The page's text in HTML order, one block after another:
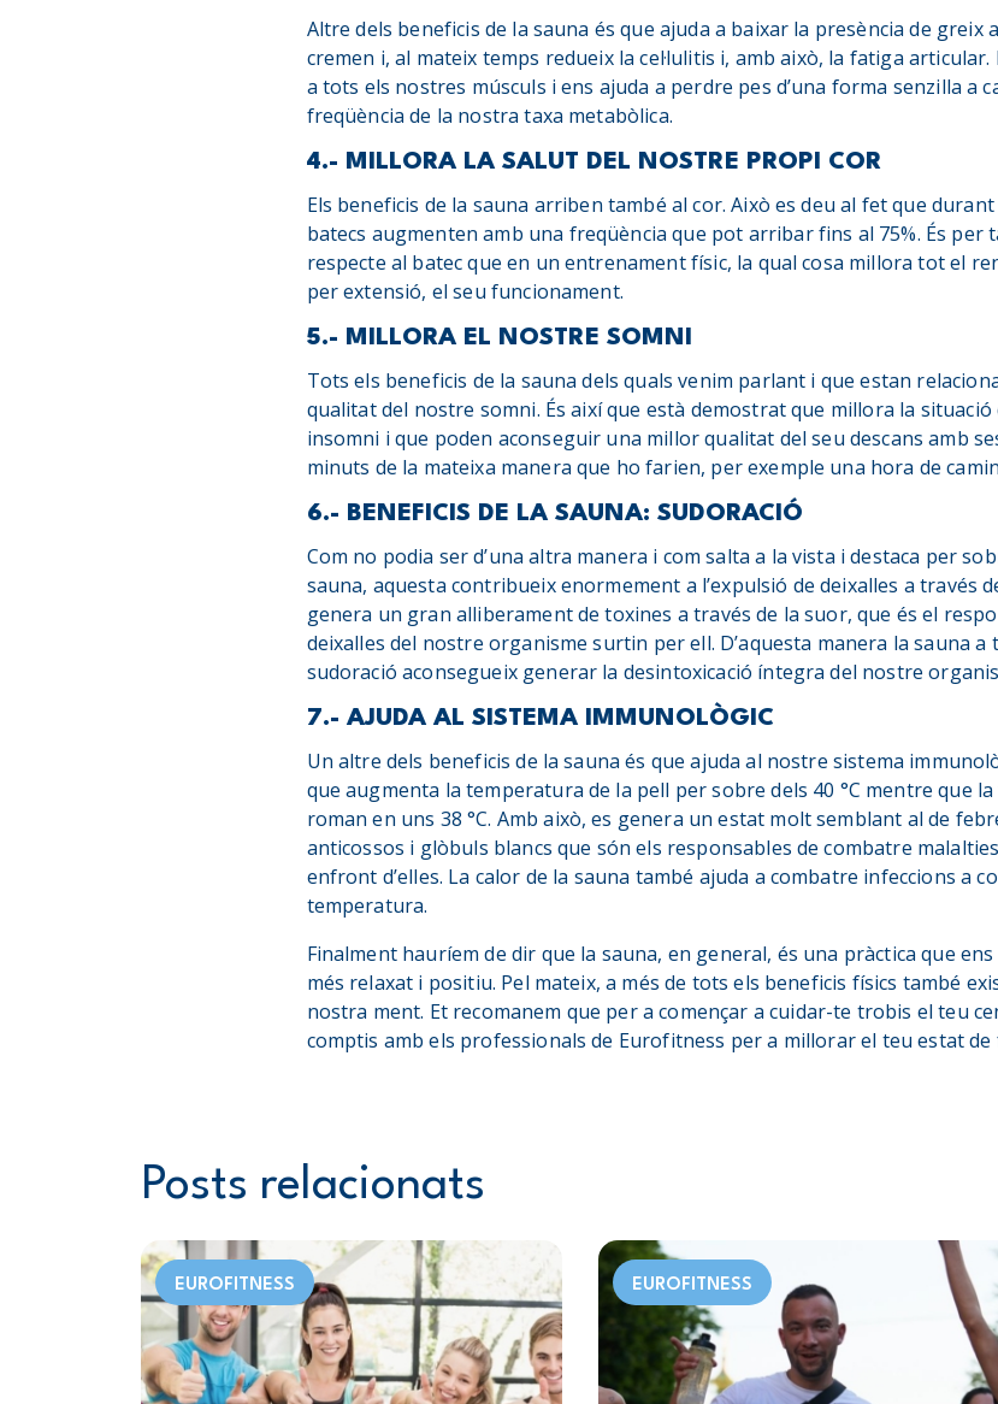
Altre dels beneficis de la sauna és que ajuda a baixar la presència de greix
cremen i, al mateix temps redueix la cel·lulitis i, amb això, la fatiga
a tots els nostres músculs i ens ajuda a perdre pes d’una forma senzilla a
freqüència de la nostra taxa metabòlica.
4.- MILLORA LA SALUT DEL NOSTRE PROPI COR
Els beneficis de la sauna arriben també al cor. Això es deu al fet que
batecs augmenten amb una freqüència que pot arribar fins al 75%. És per
respecte al batec que en un entrenament físic, la qual cosa millora tot el
per extensió, el seu funcionament.
5.- MILLORA EL NOSTRE SOMNI
Tots els beneficis de la sauna dels quals venim parlant i que estan
qualitat del nostre somni. És així que està demostrat que millora la
insomni i que poden aconseguir una millor qualitat del seu descans amb
minuts de la mateixa manera que ho farien, per exemple una hora de
6.- BENEFICIS DE LA SAUNA: SUDORACIÓ
Com no podia ser d’una altra manera i com salta a la vista i destaca per
sauna, aquesta contribueix enormement a l’expulsió de deixalles a través
genera un gran alliberament de toxines a través de la suor, que és el
deixalles del nostre organisme surtin per ell. D’aquesta manera la sauna a
sudoració aconsegueix generar la desintoxicació íntegra del nostre
7.- AJUDA AL SISTEMA IMMUNOLÒGIC
Un altre dels beneficis de la sauna és que ajuda al nostre sistema
que augmenta la temperatura de la pell per sobre dels 40 °C mentre que
roman en uns 38 °C. Amb això, es genera un estat molt semblant al de
anticossos i glòbuls blancs que són els responsables de combatre
enfront d’elles. La calor de la sauna també ajuda a combatre infeccions a
temperatura.
Finalment hauríem de dir que la sauna, en general, és una pràctica que
més relaxat i positiu. Pel mateix, a més de tots els beneficis físics també
nostra ment. Et recomanem que per a començar a cuidar-te trobis el teu
comptis amb els professionals de Eurofitness per a millorar el teu estat de
Posts relacionats
EUROFITNESS EUROFITNESS